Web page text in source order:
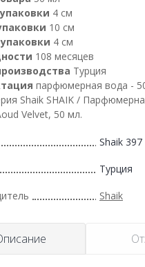
4 см
10 см
4 см
108 месяцев
Турция
парфюмерная вода -
Shaik SHAIK /
Velvet, 50 мл.
Shaik
Турция
Shaik